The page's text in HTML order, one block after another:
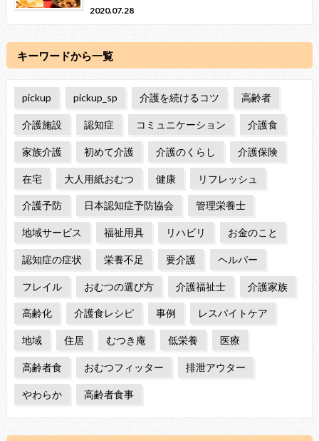
2020.07.28
キーワードから一覧
pickup pickup_sp 介護を続けるコツ 高齢者
介護施設 認知症 コミュニケーション 介護食
家族介護 初めて介護 介護のくらし 介護保険
在宅 大人用紙おむつ 健康 リフレッシュ
介護予防 日本認知症予防協会 管理栄養士
地域サービス 福祉用具 リハビリ お金のこと
認知症の症状 栄養不足 要介護 ヘルパー
フレイル おむつの選び方 介護福祉士 介護家族
高齢化 介護食レシピ 事例 レスパイトケア
地域 住居 むつき庵 低栄養 医療
高齢者食 おむつフィッター 排泄アウター
やわらか 高齢者食事